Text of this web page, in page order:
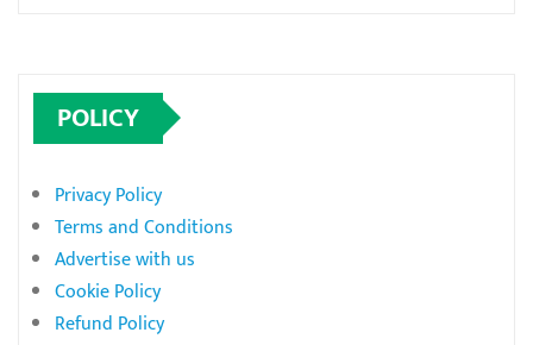
POLICY
Privacy Policy
Terms and Conditions
Advertise with us
Cookie Policy
Refund Policy